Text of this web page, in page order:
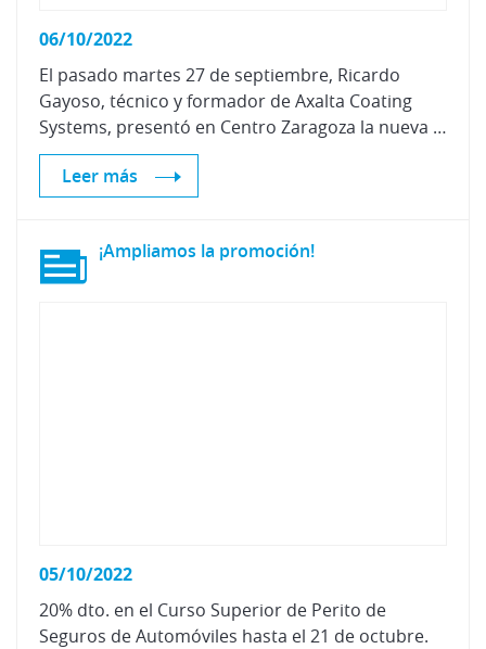
06/10/2022
El pasado martes 27 de septiembre, Ricardo
Gayoso, técnico y formador de Axalta Coating
Systems, presentó en Centro Zaragoza la nueva tecnología de Spies Hecker para el repintado de acabados mate.
Leer más
¡Ampliamos la promoción!
05/10/2022
20% dto. en el Curso Superior de Perito de
Seguros de Automóviles hasta el 21 de octubre.